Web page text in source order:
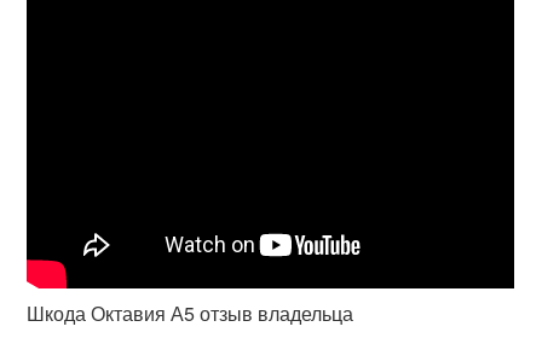
Шкода Октавия А5 отзыв владельца